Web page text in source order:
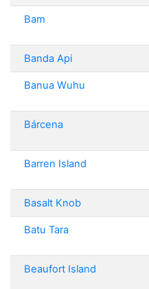
Bam
Banda Api
Banua Wuhu
Bárcena
Barren Island
Basalt Knob
Batu Tara
Beaufort Island